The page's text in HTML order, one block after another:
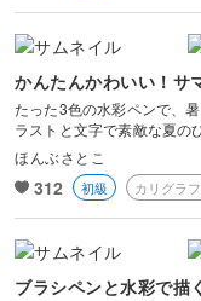
かんたんかわいい！サ
たった3色の水彩ペンで、
ラストと文字で素敵な夏の
ほんぶさとこ
312 初級 カリグラ
ブラシペンと水彩で描